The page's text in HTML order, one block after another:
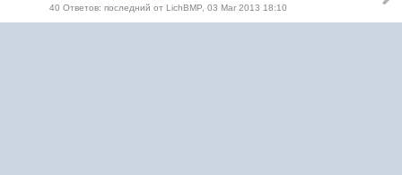
40 Ответов: последний от LichBMP, 03 Mar 2013 18:10